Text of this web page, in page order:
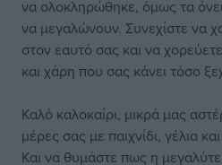
να ολοκληρώθηκε, όμως τα
να μεγαλώνουν. Συνεχίστε να
στον εαυτό σας και να
και χάρη που σας κάνει τόσο
Καλό καλοκαίρι, μικρά μας
μέρες σας με παιχνίδι, γέλια
Και να θυμάστε πως η